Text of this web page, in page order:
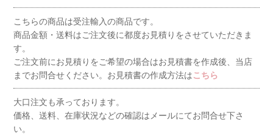
こちらの商品は受注輸入の商品です。
商品金額・送料はご注文後に都度お見積りをさせていただきま
す。
ご注文前にお見積りをご希望の場合はお見積書を作成後、当店
までお問合せください。お見積書の作成方法はこちら
大口注文も承っております。
価格、送料、在庫状況などの確認はメールにてお問合せ下さ
い。